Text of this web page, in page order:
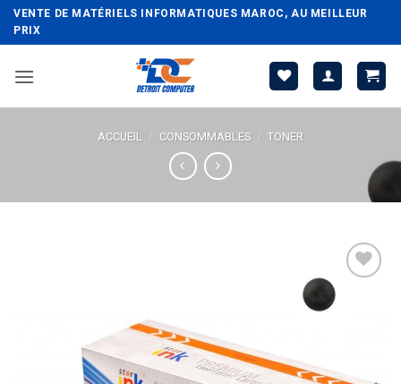
Passer
au
VENTE DE MATÉRIELS INFORMATIQUES MAROC, AU MEILLEUR
PRIX
ACCUEIL / CONSOMMABLES / TONER
Ajouter
à la liste